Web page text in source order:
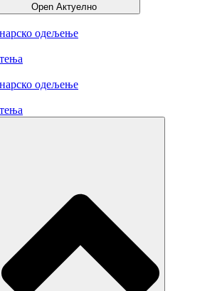
Open Актуелно
одељење
одељење